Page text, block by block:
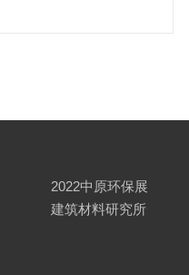
2022中原环保展
建筑材料研究所